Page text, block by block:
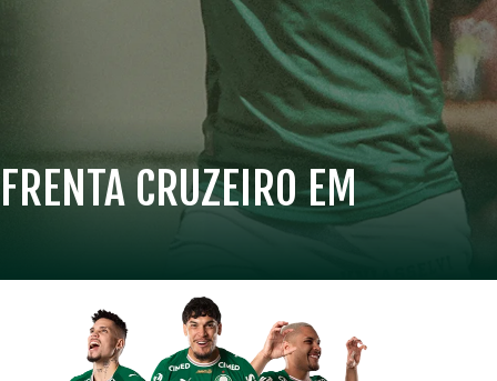
CRUZEIRO EM